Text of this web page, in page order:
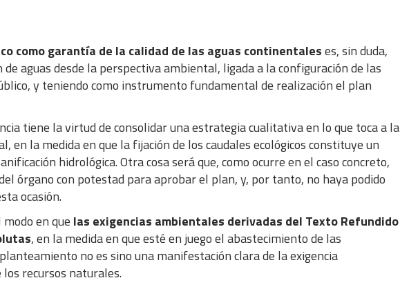
como garantía de la calidad de las aguas continentaleses, sin duda,
aguas desde la perspectiva ambiental, ligada a la configuración de las
y teniendo como instrumento fundamental de realización el plan
tiene la virtud de consolidar una estrategia cualitativa en lo que toca a la
en la medida en que la fijación de los caudales ecológicos constituye un
hidrológica. Otra cosa será que, como ocurre en el caso concreto,
órgano con potestad para aprobar el plan, y, por tanto, no haya podido
ocasión.
en que las exigencias ambientales derivadas del Texto Refundido
, en la medida en que esté en juego el abastecimiento de las
no es sino una manifestación clara de la exigencia
recursos naturales.